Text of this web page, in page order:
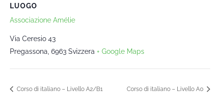
LUOGO
Associazione Amélie
Via Ceresio 43
Pregassona 6963 Svizzera + Google Maps
Corso di italiano – Livello A2/B1 Corso di italiano – Livello A0